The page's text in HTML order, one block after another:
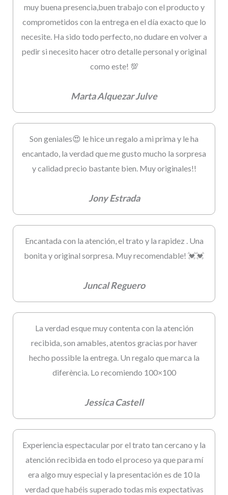
muy buena presencia,buen trabajo con el producto y
comprometidos con la entrega en el día exacto que lo
necesite. Ha sido todo perfecto, no dudare en volver a
pedir si necesito hacer otro detalle personal y original
como este! 💯
Marta Alquezar Julve
Son geniales😍 le hice un regalo a mi prima y le ha
encantado, la verdad que me gusto mucho la sorpresa
y calidad precio bastante bien. Muy originales!!
Jony Estrada
Encantada con la atención, el trato y la rapidez . Una
bonita y original sorpresa. Muy recomendable! 💓💓
Juncal Reguero
La verdad esque muy contenta con la atención
recibida, son amables, atentos gracias por haver
hecho possible la entrega. Un regalo que marca la
diferència. Lo recomiendo 100×100
Jessica Castell
Experiencia espectacular por el trato tan cercano y la
atención recibida en todo el proceso ya que para mí
era algo muy especial y la presentación es de 10 la
verdad que habéis superado todas mis expectativas